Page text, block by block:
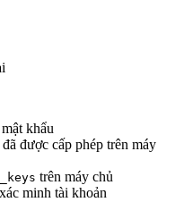
khẩu
được cấp phép trên máy
trên máy chủ
minh tài khoản